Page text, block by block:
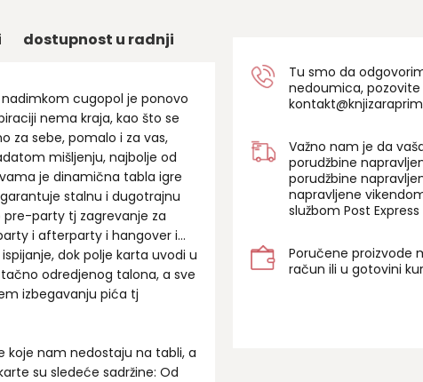
dostupnost u radnji
cugopol je ponovo
nema kraja, kao što se
za sebe, pomalo i za vas,
mišljenju, najbolje od
je dinamična tabla igre
stalnu i dugotrajnu
pre-party tj zagrevanje za
i afterparty i hangover i…
dok polje karta uvodi u
odredjenog talona, a sve
izbegavanju pića tj
koje nam nedostaju na tabli, a
su sledeće sadržine: Od
Tu smo da
nedoumica, pozovite
Važno nam je da
porudžbine
porudžbine
napravljene
službom Post
Poručene proizvode
račun ili u gotovini